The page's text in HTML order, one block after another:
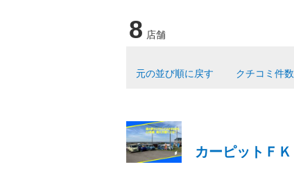
8 店舗
元の並び順に戻す クチコミ件数
カーピットＦＫ